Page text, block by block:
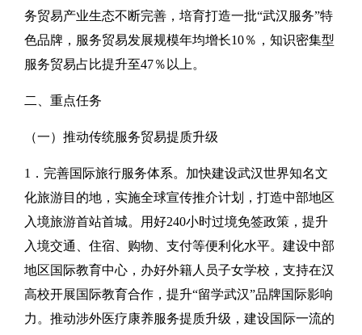
务贸易产业生态不断完善，培育打造一批“武汉服务”特
色品牌，服务贸易发展规模年均增长10％，知识密集型
服务贸易占比提升至47％以上。
二、重点任务
（一）推动传统服务贸易提质升级
1．完善国际旅行服务体系。加快建设武汉世界知名文
化旅游目的地，实施全球宣传推介计划，打造中部地区
入境旅游首站首城。用好240小时过境免签政策，提升
入境交通、住宿、购物、支付等便利化水平。建设中部
地区国际教育中心，办好外籍人员子女学校，支持在汉
高校开展国际教育合作，提升“留学武汉”品牌国际影响
力。推动涉外医疗康养服务提质升级，建设国际一流的